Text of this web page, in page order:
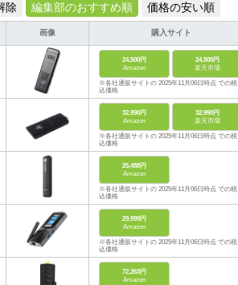
除 編集部のおすすめ順 価格の安い順
画像 購入サイト
24,500円
Amazon
24,500円
楽天市場
※各社通販サイトの 2025年11月06日時点 での税
込価格
32,990円
Amazon
32,990円
楽天市場
※各社通販サイトの 2025年11月06日時点 での税
込価格
25,488円
Amazon
※各社通販サイトの 2025年11月06日時点 での税
込価格
29,999円
Amazon
※各社通販サイトの 2025年11月06日時点 での税
込価格
72,263円
Amazon